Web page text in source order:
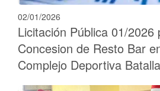
02/01/2026
Licitación Pública 01/2026
Concesion de Resto Bar
Complejo Deportiva